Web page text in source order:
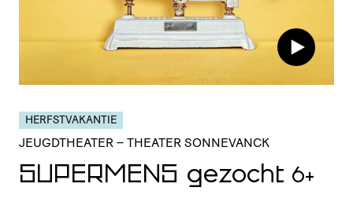
HERFSTVAKANTIE
JEUGDTHEATER – THEATER SONNEVANCK
SUPERMENS gezocht 6+